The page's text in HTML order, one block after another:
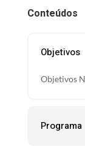
Conteúdos
Objetivos
Objetivos
Programa